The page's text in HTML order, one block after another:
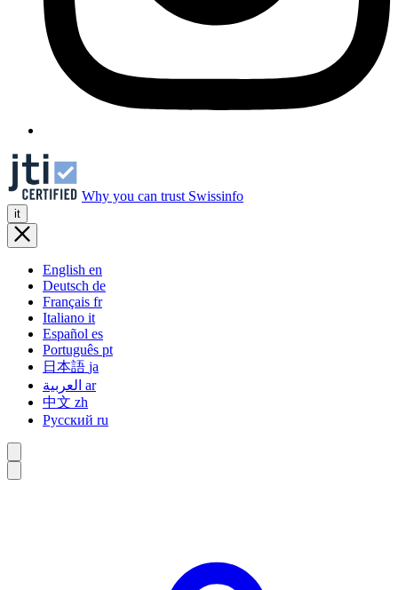
Why you can trust Swissinfo
it
English en
Deutsch de
Français fr
Italiano it
Español es
Português pt
日本語 ja
ar
中文 zh
Русский ru